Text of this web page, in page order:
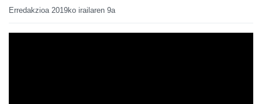
Erredakzioa 2019ko irailaren 9a